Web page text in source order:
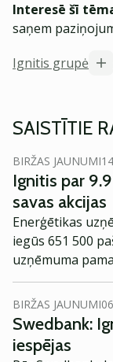
Interesē šī
saņem
Ignitis grupė
SAISTĪTIE
BIRŽAS JAUNUMI
Ignitis par
savas akcijas
Enerģētikas
iegūs 651 500
uzņēmuma
BIRŽAS JAUNUMI
Swedbank:
iespējas